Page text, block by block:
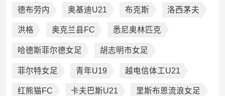
德布劳内 奥基迪U21 布克斯 洛西茅夫
洪格 奥克兰县FC 悉尼奥林匹克
哈德斯菲尔德女足 胡志明市女足
菲尔特女足 青年U19 越电信体工U21
红熊猫FC 卡夫巴斯U21 里斯布恩流浪女足